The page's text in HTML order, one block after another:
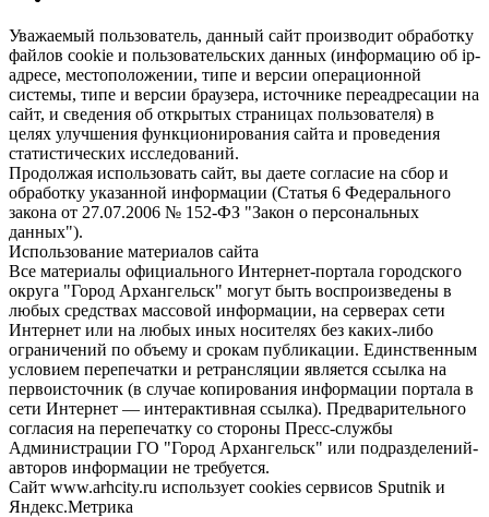
Уважаемый пользователь, данный сайт производит обработку
файлов cookie и пользовательских данных (информацию об ip-
адресе, местоположении, типе и версии операционной
системы, типе и версии браузера, источнике переадресации на
сайт, и сведения об открытых страницах пользователя) в
целях улучшения функционирования сайта и проведения
статистических исследований.
Продолжая использовать сайт, вы даете согласие на сбор и
обработку указанной информации (Статья 6 Федерального
закона от 27.07.2006 № 152-ФЗ "Закон о персональных
данных").
Использование материалов сайта
Все материалы официального Интернет-портала городского
округа "Город Архангельск" могут быть воспроизведены в
любых средствах массовой информации, на серверах сети
Интернет или на любых иных носителях без каких-либо
ограничений по объему и срокам публикации. Единственным
условием перепечатки и ретрансляции является ссылка на
первоисточник (в случае копирования информации портала в
сети Интернет — интерактивная ссылка). Предварительного
согласия на перепечатку со стороны Пресс-службы
Администрации ГО "Город Архангельск" или подразделений-
авторов информации не требуется.
Сайт www.arhcity.ru использует cookies сервисов Sputnik и
Яндекс.Метрика